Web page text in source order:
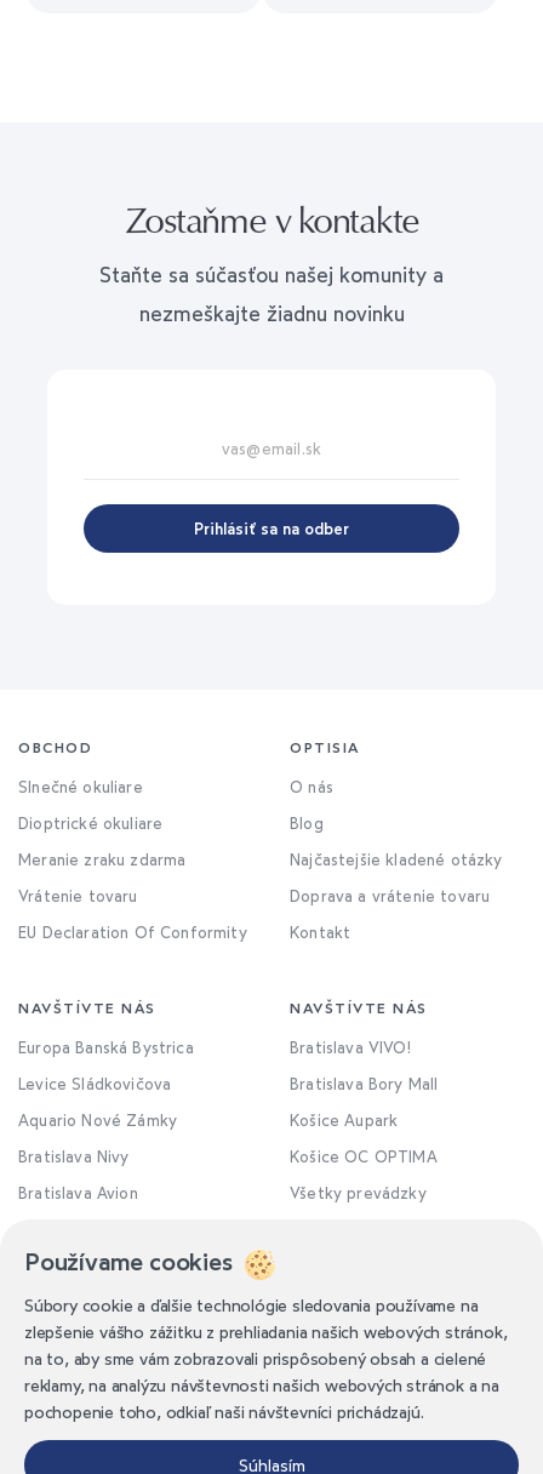
Používame cookies
Súbory cookie a ďalšie technológie sledovania používame na
zlepšenie vášho zážitku z prehliadania našich webových stránok,
na to, aby sme vám zobrazovali prispôsobený obsah a cielené
reklamy, na analýzu návštevnosti našich webových stránok a na
pochopenie toho, odkiaľ naši návštevníci prichádzajú.
Súhlasím
Zostaňme v kontakte
Staňte sa súčasťou našej komunity a
nezmeškajte žiadnu novinku
Prihlásiť sa na odber
OBCHOD
Slnečné okuliare
Dioptrické okuliare
Meranie zraku zdarma
Vrátenie tovaru
EU Declaration Of Conformity
OPTISIA
O nás
Blog
Najčastejšie kladené otázky
Doprava a vrátenie tovaru
Kontakt
NAVŠTÍVTE NÁS
Europa Banská Bystrica
Levice Sládkovičova
Aquario Nové Zámky
Bratislava Nivy
Bratislava Avion
NAVŠTÍVTE NÁS
Bratislava VIVO!
Bratislava Bory Mall
Košice Aupark
Košice OC OPTIMA
Všetky prevádzky
Obchodné podmienky Ochrana osobných údajov